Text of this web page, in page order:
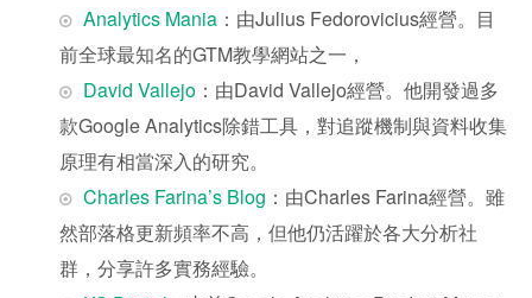
Analytics Mania ：由Julius Fedorovicius經營。目
前全球最知名的GTM教學網站之一，
David Vallejo ：由David Vallejo經營。他開發過多
款Google Analytics除錯工具，對追蹤機制與資料收集
原理有相當深入的研究。
Charles Farina’s Blog ：由Charles Farina經營。雖
然部落格更新頻率不高，但他仍活躍於各大分析社
群，分享許多實務經驗。